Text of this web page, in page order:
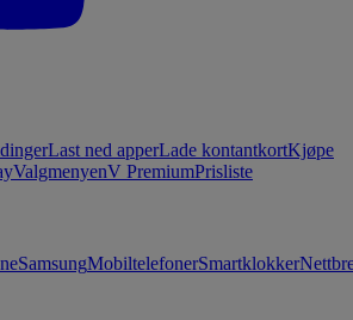
Last ned apperLade kontantkortKjøpe
ValgmenyenV PremiumPrisliste
SamsungMobiltelefonerSmartklokker